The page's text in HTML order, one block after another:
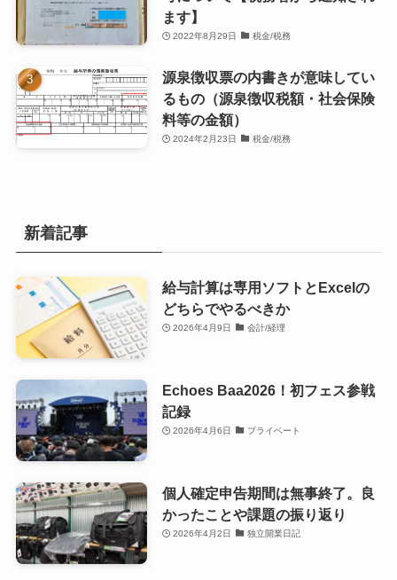
ます】
2022年8月29日 税金/税務
源泉徴収票の内書きが意味してい
るもの（源泉徴収税額・社会保険
料等の金額）
2024年2月23日 税金/税務
新着記事
給与計算は専用ソフトとExcelの
どちらでやるべきか
2026年4月9日 会計/経理
Echoes Baa2026！初フェス参戦
記録
2026年4月6日 プライベート
個人確定申告期間は無事終了。良
かったことや課題の振り返り
2026年4月2日 独立開業日記